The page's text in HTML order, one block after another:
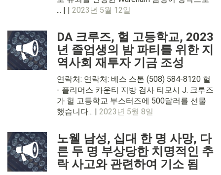
... | | 2023년 5월 12일
DA 크루즈, 헐 고등학교, 2023
년 졸업생의 밤 파티를 위한 지
역사회 재투자 기금 조성
연락처: 연락처: 베스 스톤 (508) 584-8120 헐
- 플리머스 카운티 지방 검사 티모시 J. 크루즈
가 헐 고등학교 부스터즈에 500달러를 선물
했습니다... | 2023년 5월 8일
노웰 남성, 십대 한 명 사망, 다
른 두 명 부상당한 치명적인 추
락 사고와 관련하여 기소 됨